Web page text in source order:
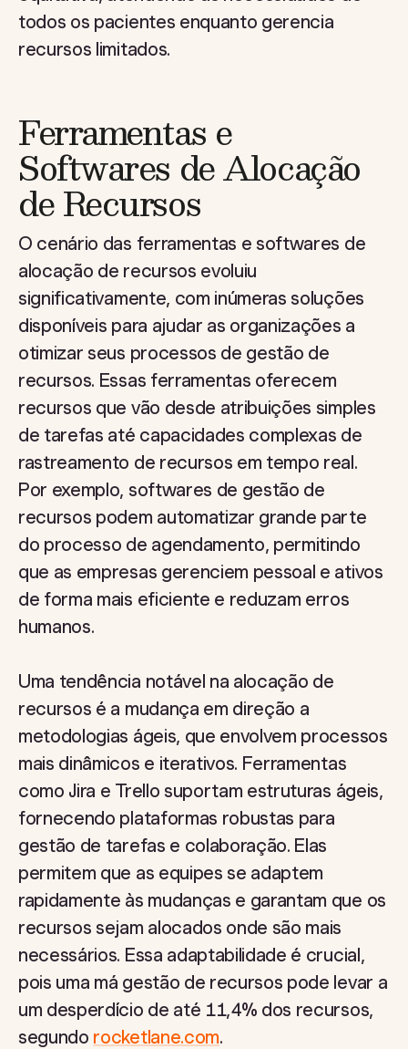
todos os pacientes enquanto gerencia
recursos limitados.
Ferramentas e
Softwares de Alocação
de Recursos
O cenário das ferramentas e softwares de
alocação de recursos evoluiu
significativamente, com inúmeras soluções
disponíveis para ajudar as organizações a
otimizar seus processos de gestão de
recursos. Essas ferramentas oferecem
recursos que vão desde atribuições simples
de tarefas até capacidades complexas de
rastreamento de recursos em tempo real.
Por exemplo, softwares de gestão de
recursos podem automatizar grande parte
do processo de agendamento, permitindo
que as empresas gerenciem pessoal e ativos
de forma mais eficiente e reduzam erros
humanos.
Uma tendência notável na alocação de
recursos é a mudança em direção a
metodologias ágeis, que envolvem processos
mais dinâmicos e iterativos. Ferramentas
como Jira e Trello suportam estruturas ágeis,
fornecendo plataformas robustas para
gestão de tarefas e colaboração. Elas
permitem que as equipes se adaptem
rapidamente às mudanças e garantam que os
recursos sejam alocados onde são mais
necessários. Essa adaptabilidade é crucial,
pois uma má gestão de recursos pode levar a
um desperdício de até 11,4% dos recursos,
segundo rocketlane.com.